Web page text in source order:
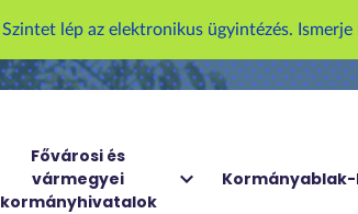
Szintet lép az elektronikus ügyintézés.
Fővárosi és
vármegyei
kormányhivatalok